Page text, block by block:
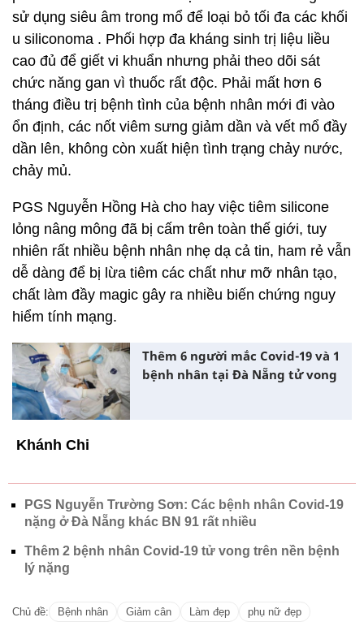
sử dụng siêu âm trong mổ để loại bỏ tối đa các khối
u siliconoma . Phối hợp đa kháng sinh trị liệu liều
cao đủ để giết vi khuẩn nhưng phải theo dõi sát
chức năng gan vì thuốc rất độc. Phải mất hơn 6
tháng điều trị bệnh tình của bệnh nhân mới đi vào
ổn định, các nốt viêm sưng giảm dần và vết mổ đầy
dần lên, không còn xuất hiện tình trạng chảy nước,
chảy mủ.
PGS Nguyễn Hồng Hà cho hay việc tiêm silicone
lỏng nâng mông đã bị cấm trên toàn thế giới, tuy
nhiên rất nhiều bệnh nhân nhẹ dạ cả tin, ham rẻ vẫn
dễ dàng để bị lừa tiêm các chất như mỡ nhân tạo,
chất làm đầy magic gây ra nhiều biến chứng nguy
hiểm tính mạng.
Thêm 6 người mắc Covid-19 và 1
bệnh nhân tại Đà Nẵng tử vong
Khánh Chi
PGS Nguyễn Trường Sơn: Các bệnh nhân Covid-19
nặng ở Đà Nẵng khác BN 91 rất nhiều
Thêm 2 bệnh nhân Covid-19 tử vong trên nền bệnh
lý nặng
Chủ đề: Bệnh nhân Giảm cân Làm đẹp phụ nữ đẹp